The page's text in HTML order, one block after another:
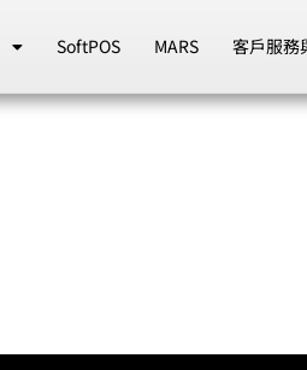
SoftPOS MARS 客戶服務